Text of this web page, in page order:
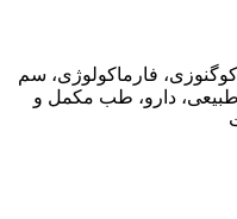
فارماکولوژی، سم
دارو، طب مکمل و